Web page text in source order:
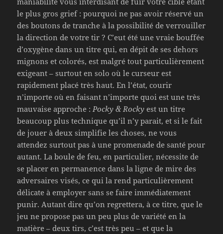
le plus gros grief : pourquoi ne pas avoir réservé un
des boutons de tranche à la possibilité de verrouiller
la direction de votre tir ? C’eut été une vraie bouffée
d’oxygène dans un titre qui, en dépit de ses dehors
mignons et colorés, est malgré tout particulièrement
exigeant – surtout en solo où le curseur est
rapidement placé très haut. En l’état, courir
n’importe où en faisant n’importe quoi est une très
mauvaise approche : Pocky & Rocky est un titre
beaucoup plus technique qu’il n’y parait, et si le fait
de jouer à deux simplifie les choses, ne vous
attendez surtout pas à une promenade de santé pour
autant. La boule de feu, en particulier, nécessite de
se placer en permanence dans la ligne de mire des
adversaires visés, ce qui la rend particulièrement
délicate à employer sans se faire immédiatement
punir. Autant dire qu’on regrettera, à ce titre, que le
jeu ne propose pas un peu plus de variété en la
matière – deux tirs, c’est très peu – et que la